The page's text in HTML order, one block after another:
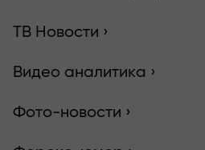
ТВ Новости ›
Видео аналитика ›
Фото-новости ›